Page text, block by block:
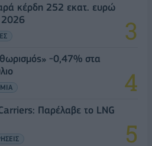
κέρδη 252 εκατ. ευρώ
2026
-0,47% στα
Παρέλαβε το LNG